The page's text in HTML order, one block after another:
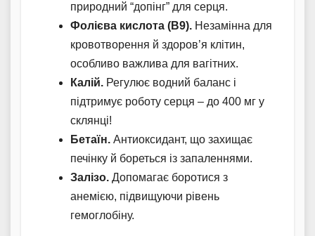
природний “допінг” для серця.
Фолієва кислота (В9). Незамінна для
кровотворення й здоров’я клітин,
особливо важлива для вагітних.
Калій. Регулює водний баланс і
підтримує роботу серця – до 400 мг у
склянці!
Бетаїн. Антиоксидант, що захищає
печінку й бореться із запаленнями.
Залізо. Допомагає боротися з
анемією, підвищуючи рівень
гемоглобіну.